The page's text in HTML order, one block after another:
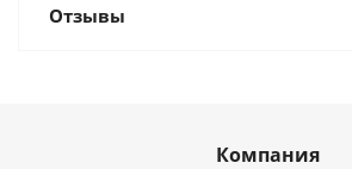
Отзывы
Компания